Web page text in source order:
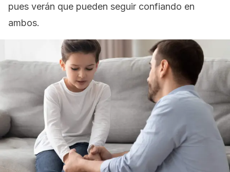
pues verán que pueden seguir confiando en
ambos.